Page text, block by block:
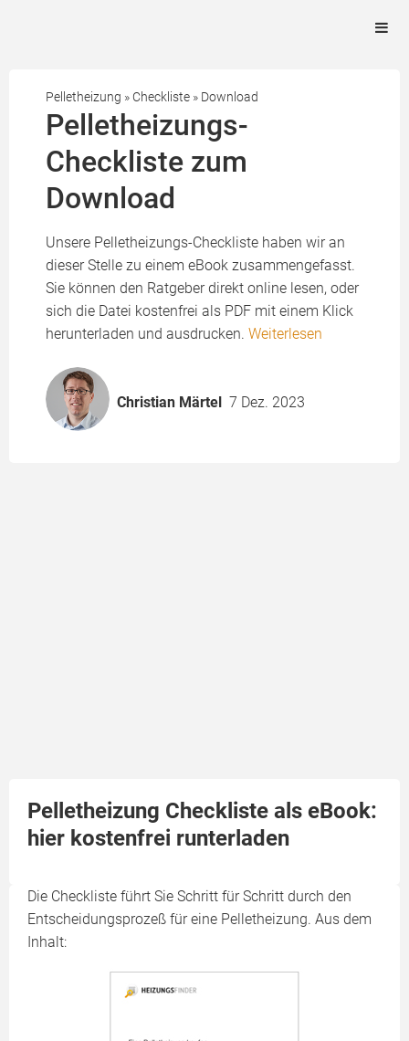
Pelletheizung » Checkliste » Download
Pelletheizungs-
Checkliste zum
Download
Unsere Pelletheizungs-Checkliste haben wir an
dieser Stelle zu einem eBook zusammengefasst.
Sie können den Ratgeber direkt online lesen, oder
sich die Datei kostenfrei als PDF mit einem Klick
herunterladen und ausdrucken. Weiterlesen
Christian Märtel 7 Dez. 2023
Pelletheizung Checkliste als eBook:
hier kostenfrei runterladen
Die Checkliste führt Sie Schritt für Schritt durch den
Entscheidungsprozeß für eine Pelletheizung. Aus dem
Inhalt: